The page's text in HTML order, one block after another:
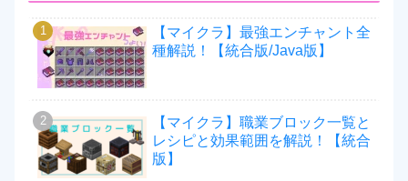
【マイクラ】最強エンチャント全
種解説！【統合版/Java版】
【マイクラ】職業ブロック一覧と
レシピと効果範囲を解説！【統合
版】